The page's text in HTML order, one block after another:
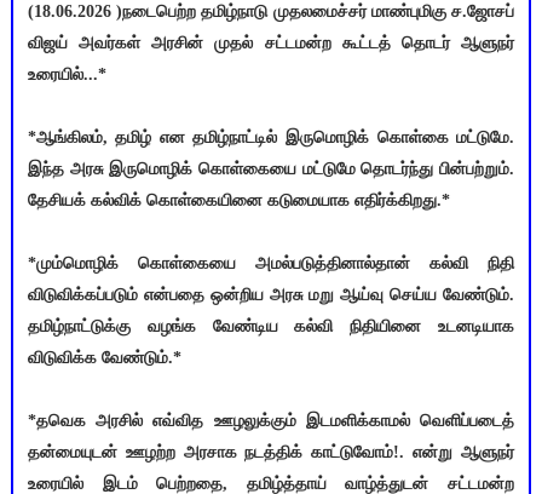
(18.06.2026 )நடைபெற்ற தமிழ்நாடு முதலமைச்சர் மாண்புமிகு ச.ஜோசப்
விஜய் அவர்கள் அரசின் முதல் சட்டமன்ற கூட்டத் தொடர் ஆளுநர்
உரையில்...*
*ஆங்கிலம், தமிழ் என தமிழ்நாட்டில் இருமொழிக் கொள்கை மட்டுமே.
இந்த அரசு இருமொழிக் கொள்கையை மட்டுமே தொடர்ந்து பின்பற்றும்.
தேசியக் கல்விக் கொள்கையினை கடுமையாக எதிர்க்கிறது.*
*மும்மொழிக் கொள்கையை அமல்படுத்தினால்தான் கல்வி நிதி
விடுவிக்கப்படும் என்பதை ஒன்றிய அரசு மறு ஆய்வு செய்ய வேண்டும்.
தமிழ்நாட்டுக்கு வழங்க வேண்டிய கல்வி நிதியினை உடனடியாக
விடுவிக்க வேண்டும்.*
*தவெக அரசில் எவ்வித ஊழலுக்கும் இடமளிக்காமல் வெளிப்படைத்
தன்மையுடன் ஊழற்ற அரசாக நடத்திக் காட்டுவோம்!. என்று ஆளுநர்
உரையில் இடம் பெற்றதை, தமிழ்த்தாய் வாழ்த்துடன் சட்டமன்ற